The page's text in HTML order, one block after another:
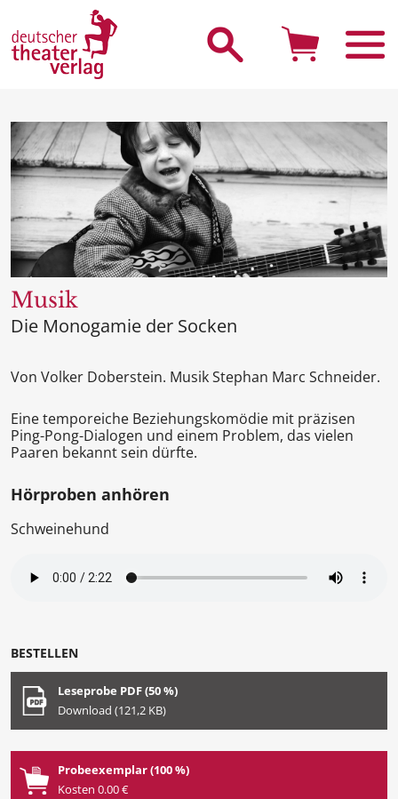
Musik
Die Monogamie der Socken
Von Volker Doberstein. Musik Stephan Marc Schneider.
Eine temporeiche Beziehungskomödie mit präzisen
Ping-Pong-Dialogen und einem Problem, das vielen
Paaren bekannt sein dürfte.
Hörproben anhören
Schweinehund
BESTELLEN
Leseprobe PDF (50 %)
Download (121,2 KB)
Probeexemplar (100 %)
Kosten 0.00 €